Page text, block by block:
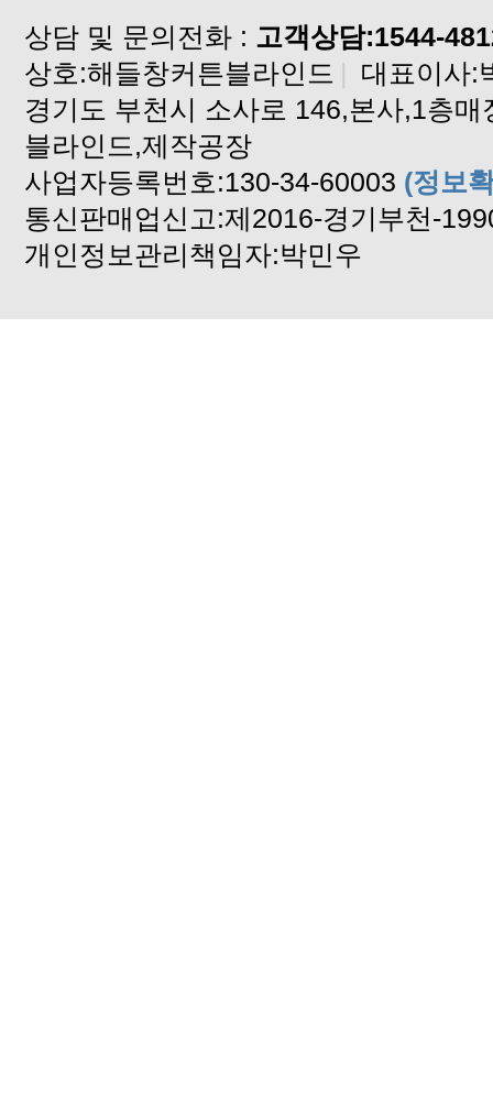
상담 및 문의전화 : 고객상담:1544-
상호:해들창커튼블라인드 | 대표이사:
블라인드,제작공장
사업자등록번호:130-34-60003 (정보
통신판매업신고:제2016-경기부천-
개인정보관리책임자:박민우